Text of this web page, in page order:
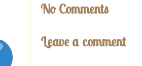
No Comments
Leave a comment